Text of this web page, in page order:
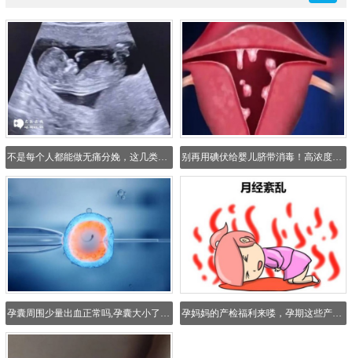
别再用碘伏给婴儿脐带消毒！高浓度碘伏会刺激宝宝皮肤
孕妈妈的产检福利来喽，孕期这些产检项目统统免费